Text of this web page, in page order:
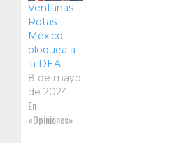
Ventanas
Rotas –
México
bloquea a
la DEA
8 de mayo
de 2024
En
«Opiniones»